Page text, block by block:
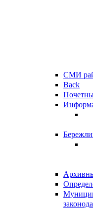
СМИ
Back